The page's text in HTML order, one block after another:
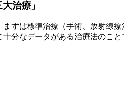
治療」
ずは標準治療（手術、放射線療
分なデータがある治療法のこと